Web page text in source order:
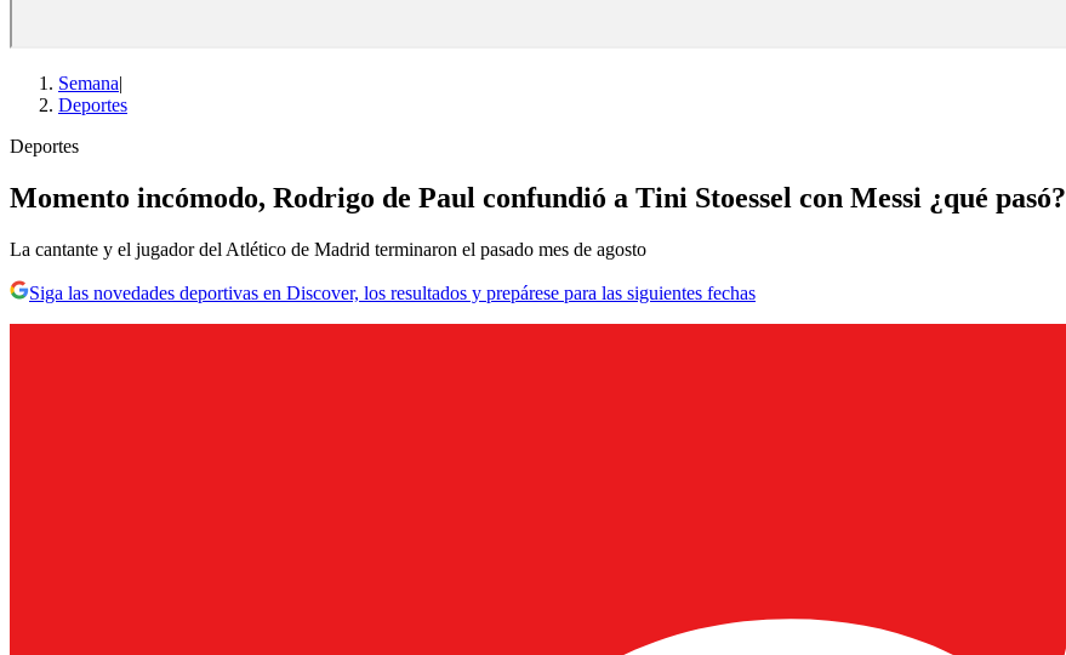
Semana|
Deportes
Deportes
Momento incómodo, Rodrigo de Paul confundió a Tini Stoessel con Messi ¿qué pasó?
La cantante y el jugador del Atlético de Madrid terminaron el pasado mes de agosto
Siga las novedades deportivas en Discover, los resultados y prepárese para las siguientes fechas